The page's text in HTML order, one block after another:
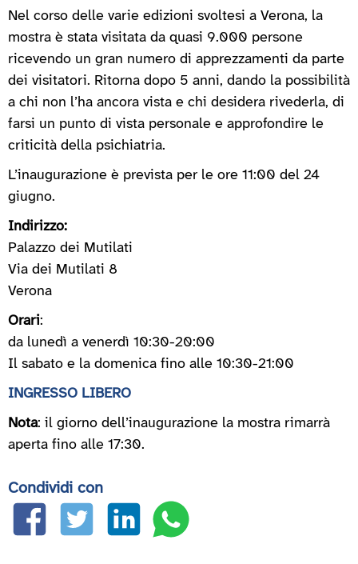
Nel corso delle varie edizioni svoltesi a Verona, la
mostra è stata visitata da quasi 9.000 persone
ricevendo un gran numero di apprezzamenti da parte
dei visitatori. Ritorna dopo 5 anni, dando la possibilità
a chi non l’ha ancora vista e chi desidera rivederla, di
farsi un punto di vista personale e approfondire le
criticità della psichiatria.
L’inaugurazione è prevista per le ore 11:00 del 24
giugno.
Indirizzo:
Palazzo dei Mutilati
Via dei Mutilati 8
Verona
Orari:
da lunedì a venerdì 10:30-20:00
Il sabato e la domenica fino alle 10:30-21:00
INGRESSO LIBERO
Nota: il giorno dell’inaugurazione la mostra rimarrà
aperta fino alle 17:30.
Condividi con